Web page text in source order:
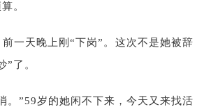
。
一天晚上刚“下岗”。这次不是她被辞
”了。
。”59岁的她闲不下来，今天又来找活